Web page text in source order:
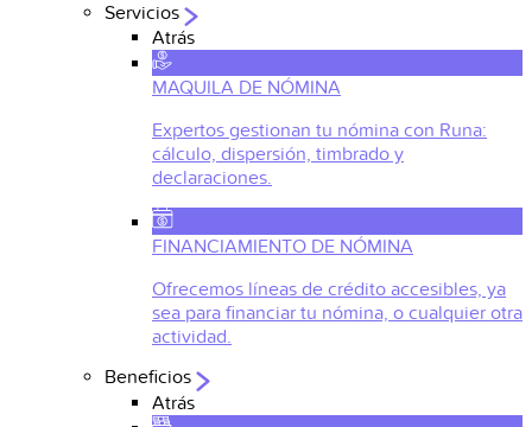
Servicios
Atrás
MAQUILA DE NÓMINA
Expertos gestionan tu nómina con Runa:
cálculo, dispersión, timbrado y
declaraciones.
FINANCIAMIENTO DE NÓMINA
Ofrecemos líneas de crédito accesibles, ya
sea para financiar tu nómina, o cualquier otra
actividad.
Beneficios
Atrás